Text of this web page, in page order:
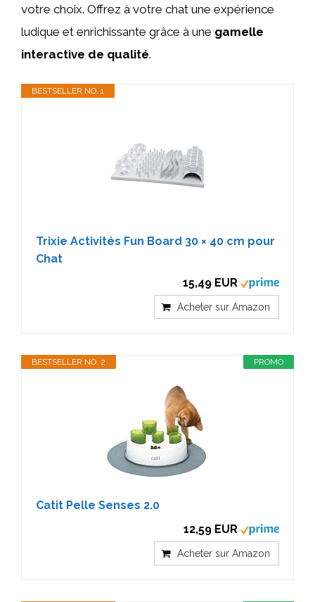
votre choix. Offrez à votre chat une expérience
ludique et enrichissante grâce à une gamelle
interactive de qualité.
BESTSELLER NO. 1
Trixie Activités Fun Board 30 × 40 cm pour
Chat
15,49 EUR
Acheter sur Amazon
PROMO
BESTSELLER NO. 2
Catit Pelle Senses 2.0
12,59 EUR
Acheter sur Amazon